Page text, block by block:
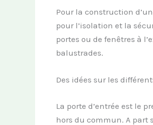
Pour la construction
pour l’isolation et la
portes ou de fenêtres à
balustrades.
Des idées sur les
La porte d’entrée est le
hors du commun. A part